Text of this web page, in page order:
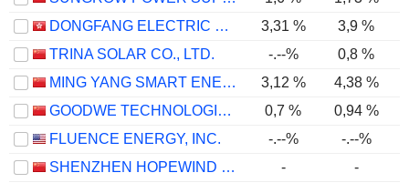
DONGFANG ELECTRIC CORPORATION LIMITED
3,31 % 3,9 %
TRINA SOLAR CO., LTD.
-.--% 0,8 %
MING YANG SMART ENERGY GROUP LIMITED
3,12 % 4,38 %
GOODWE TECHNOLOGIES CO., LTD.
0,7 % 0,94 %
FLUENCE ENERGY, INC.
-.--% -.--%
SHENZHEN HOPEWIND ELECTRIC CO., LTD.
- -